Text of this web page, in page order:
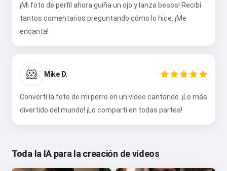
¡Mi foto de perfil ahora guiña un ojo y lanza besos! Recibí
tantos comentarios preguntando cómo lo hice. ¡Me
encanta!
🐹 Mike D.
Convertí la foto de mi perro en un vídeo cantando. ¡Lo más
divertido del mundo! ¡Lo compartí en todas partes!
Toda la IA para la creación de vídeos